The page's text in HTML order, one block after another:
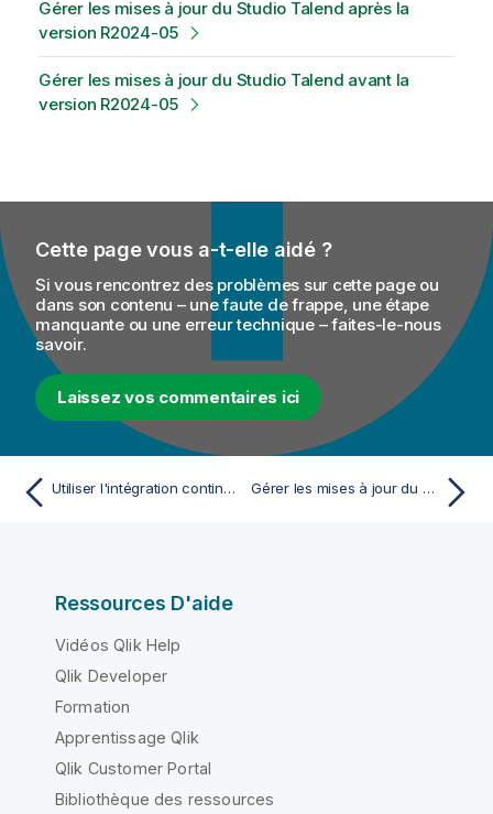
Gérer les mises à jour du Studio Talend après la
version R2024-05
Gérer les mises à jour du Studio Talend avant la
version R2024-05
Cette page vous a-t-elle aidé ?
Si vous rencontrez des problèmes sur cette page ou
dans son contenu – une faute de frappe, une étape
manquante ou une erreur technique – faites-le-nous
savoir.
Laissez vos commentaires ici
Utiliser l'intégration continue pour tester une mise à jour avant de l'appliquer au Studio Talend Gérer les mises à jour du Studio Talend après la version R2024-05
Ressources D'aide
Vidéos Qlik Help
Qlik Developer
Formation
Apprentissage Qlik
Qlik Customer Portal
Bibliothèque des ressources